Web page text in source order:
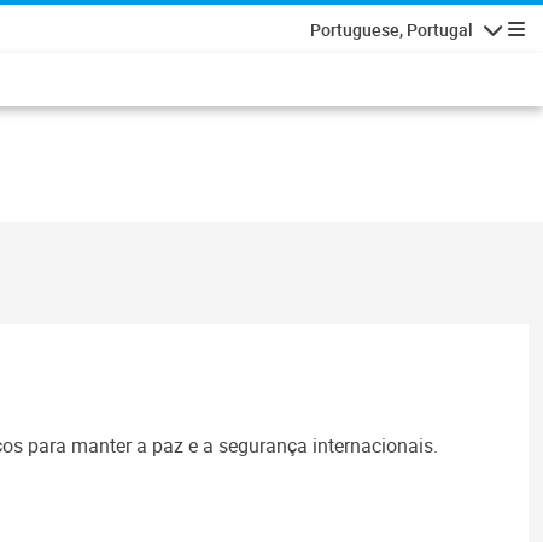
Portuguese, Portugal
para manter a paz e a segurança internacionais.